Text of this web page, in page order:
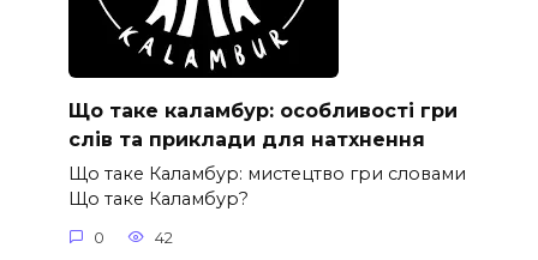
Що таке каламбур: особливості гри
слів та приклади для натхнення
Що таке Каламбур: мистецтво гри словами
Що таке Каламбур?
0 42